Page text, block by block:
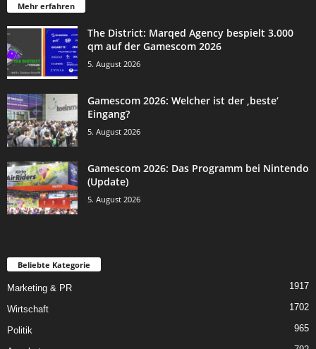
Mehr erfahren
The District: Marqed Agency bespielt 3.000
qm auf der Gamescom 2026
5. August 2026
Gamescom 2026: Welcher ist der ‚beste‘
Eingang?
5. August 2026
Gamescom 2026: Das Programm bei Nintendo
(Update)
5. August 2026
Beliebte Kategorie
Marketing & PR 1917
Wirtschaft 1702
Politik 965